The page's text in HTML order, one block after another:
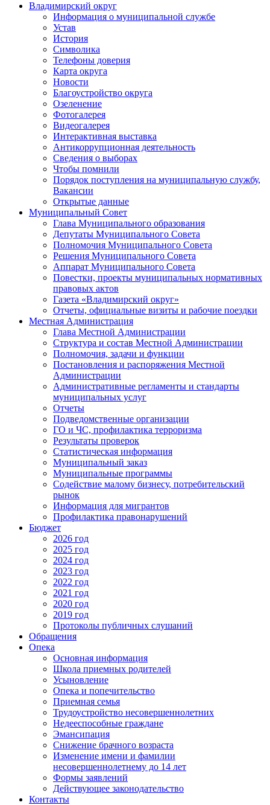
Владимирский округ
Информация о муниципальной службе
Устав
История
Символика
Телефоны доверия
Карта округа
Новости
Благоустройство округа
Озеленение
Фотогалерея
Видеогалерея
Интерактивная выставка
Антикоррупционная деятельность
Сведения о выборах
Чтобы помнили
Порядок поступления на муниципальную службу,
Вакансии
Открытые данные
Муниципальный Совет
Глава Муниципального образования
Депутаты Муниципального Совета
Полномочия Муниципального Совета
Решения Муниципального Совета
Аппарат Муниципального Совета
Повестки, проекты муниципальных нормативных
правовых актов
Газета «Владимирский округ»
Отчеты, официальные визиты и рабочие поездки
Местная Администрация
Глава Местной Администрации
Структура и состав Местной Администрации
Полномочия, задачи и функции
Постановления и распоряжения Местной
Администрации
Административные регламенты и стандарты
муниципальных услуг
Отчеты
Подведомственные организации
ГО и ЧС, профилактика терроризма
Результаты проверок
Статистическая информация
Муниципальный заказ
Муниципальные программы
Содействие малому бизнесу, потребительский
рынок
Информация для мигрантов
Профилактика правонарушений
Бюджет
2026 год
2025 год
2024 год
2023 год
2022 год
2021 год
2020 год
2019 год
Протоколы публичных слушаний
Обращения
Опека
Основная информация
Школа приемных родителей
Усыновление
Опека и попечительство
Приемная семья
Трудоустройство несовершеннолетних
Недееспособные граждане
Эмансипация
Снижение брачного возраста
Изменение имени и фамилии
несовершеннолетнему до 14 лет
Формы заявлений
Действующее законодательство
Контакты